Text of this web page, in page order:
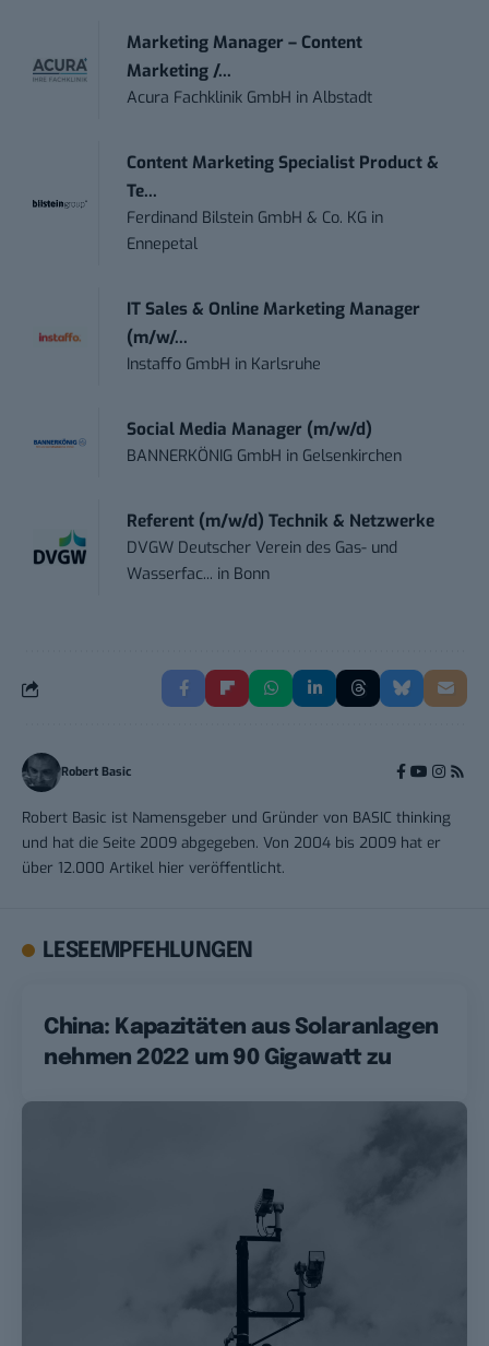
Marketing Manager – Content
Marketing /...
Acura Fachklinik GmbH inAlbstadt
Content Marketing Specialist Product &
Te...
Ferdinand Bilstein GmbH & Co. KG in
Ennepetal
IT Sales & Online Marketing Manager
(m/w/...
Instaffo GmbH in Karlsruhe
Social Media Manager (m/w/d)
BANNERKÖNIG GmbH in Gelsenkirchen
Referent (m/w/d) Technik & Netzwerke
DVGW Deutscher Verein des Gas- und
Wasserfac... in Bonn
Robert Basic
Robert Basic ist Namensgeber und Gründer von BASIC thinking
und hat die Seite 2009 abgegeben. Von 2004 bis 2009 hat er
über 12.000 Artikel hier veröffentlicht.
LESEEMPFEHLUNGEN
China: Kapazitäten aus Solaranlagen
nehmen 2022 um 90 Gigawatt zu